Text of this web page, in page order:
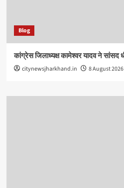
Blog
कांग्रेस जिलाध्यक्ष कामेश्वर यादव ने सांसद
citynewsjharkhand.in 8 August 2026